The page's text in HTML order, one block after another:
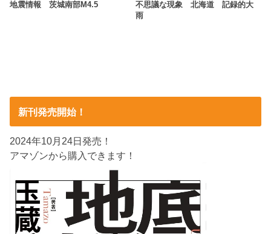
地震情報 茨城南部M4.5
不思議な現象 北海道 記録的大
雨
新刊発売開始！
2024年10月24日発売！
アマゾンから購入できます！